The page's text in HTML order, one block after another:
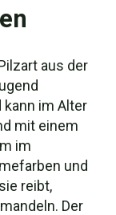
aus der
im Alter
mit einem
im
und
reibt,
Der